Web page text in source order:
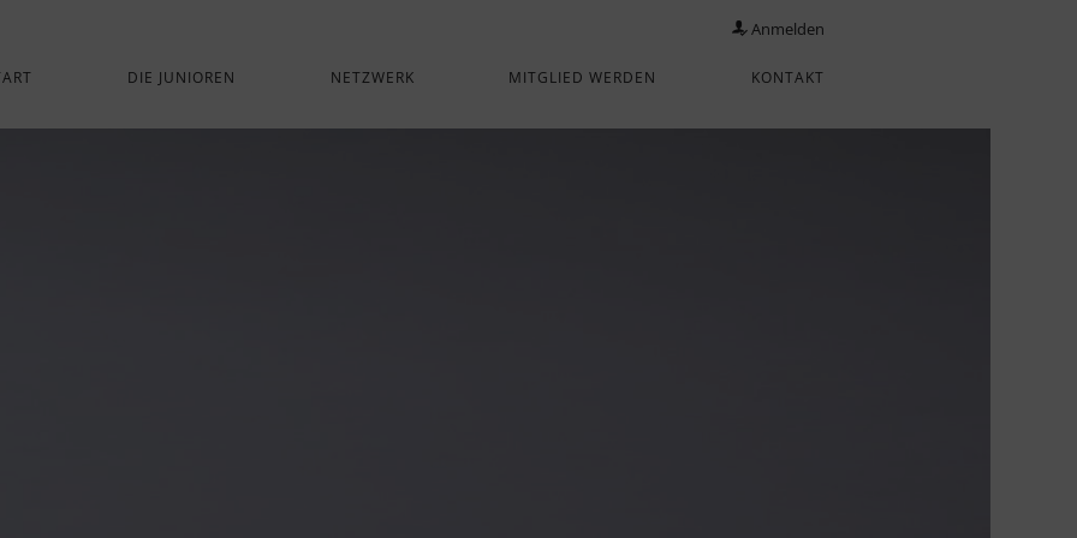
DIE JUNIOREN NETZWERK MITGLIED WERDEN KONTAKT
Anmelden